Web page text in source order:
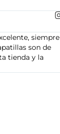
siempre
son de
tienda y la